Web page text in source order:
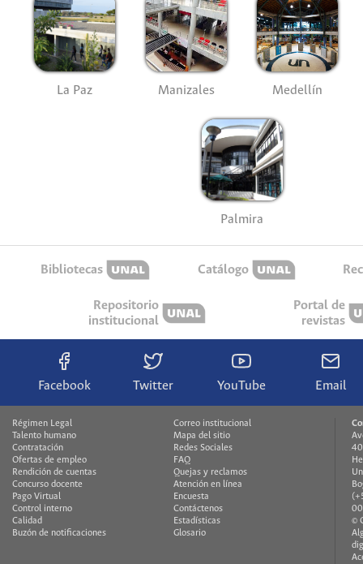
La Paz Manizales Medellín
Palmira
Bibliotecas Catálogo
Repositorio
institucional
Portal de
revistas
Facebook Twitter YouTube Email
Régimen Legal
Talento humano
Contratación
Ofertas de empleo
Rendición de cuentas
Concurso docente
Pago Virtual
Control interno
Calidad
Buzón de notificaciones
Correo institucional
Mapa del sitio
Redes Sociales
FAQ
Quejas y reclamos
Atención en línea
Encuesta
Contáctenos
Estadísticas
Glosario
©